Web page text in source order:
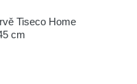
Tiseco Home
cm